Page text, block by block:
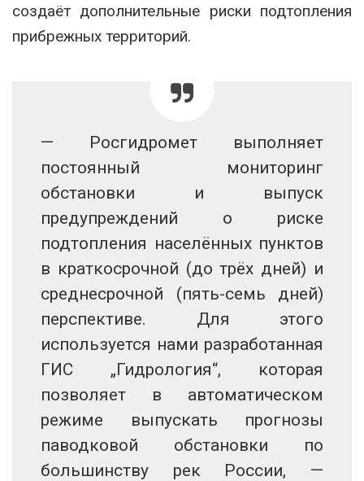
создаёт дополнительные риски подтопления
прибрежных территорий.
— Росгидромет выполняет
постоянный мониторинг
обстановки и выпуск
предупреждений о риске
подтопления населённых пунктов
в краткосрочной (до трёх дней) и
среднесрочной (пять-семь дней)
перспективе. Для этого
используется нами разработанная
ГИС „Гидрология“, которая
позволяет в автоматическом
режиме выпускать прогнозы
паводковой обстановки по
большинству рек России, —